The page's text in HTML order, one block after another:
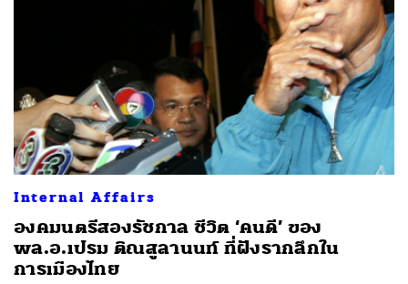
Internal Affairs
องคมนตรีสองรัชกาล ชีวิต ‘คนดี’ ของ
พล.อ.เปรม ติณสูลานนท์ ที่ฝังรากลึกใน
การเมืองไทย
ค้นหา
SHARE